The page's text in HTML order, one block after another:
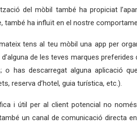
del mòbil també ha propiciat
també ha influït en el nostre
tens al teu mòbil una app per
de les teves marques
o has descarregat alguna aplicació
reserva d’hotel, guia turística, etc.).
i útil per al client potencial no
un canal de comunicació directa